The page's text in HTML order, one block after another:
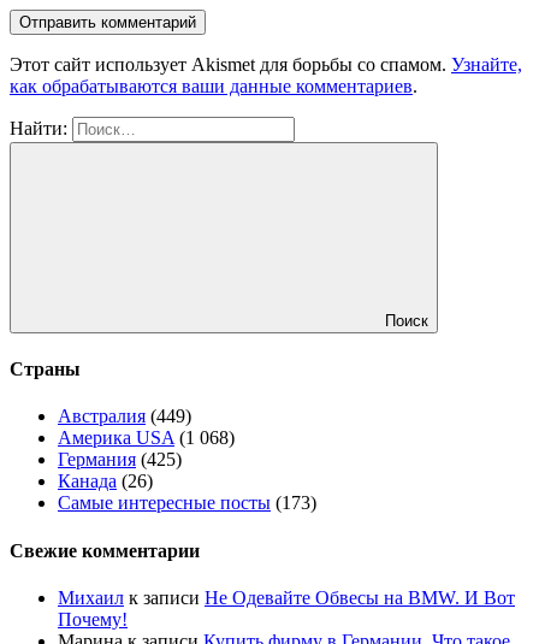
Этот сайт использует Akismet для борьбы со спамом. Узнайте,
как обрабатываются ваши данные комментариев.
Найти:
Поиск
Страны
Австралия (449)
Америка USA (1 068)
Германия (425)
Канада (26)
Самые интересные посты (173)
Свежие комментарии
Михаил к записи Не Одевайте Обвесы на BMW. И Вот
Почему!